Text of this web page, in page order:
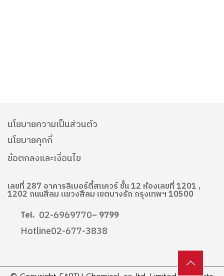
นโยบายความเป็นส่วนตัว
นโยบายคุกกี้
ข้อตกลงและเงื่อนไข
เลขที่ 287 อาคารลิเบอร์ตี้สแควร์ ชั้น 12 ห้องเลขที่ 1201 ,
1202 ถนนสีลม แขวงสีลม เขตบางรัก กรุงเทพฯ 10500
Tel. 02-6969770– 9799
Hotline02-677-3838